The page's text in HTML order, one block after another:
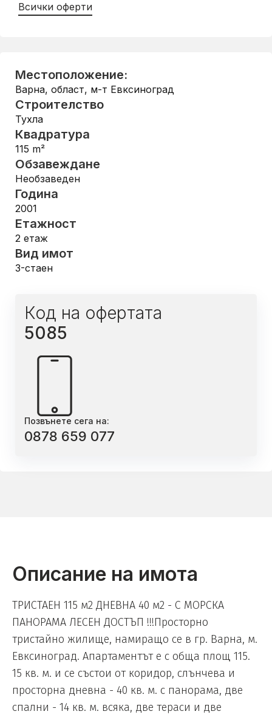
Всички оферти
Местоположение:
Варна, област, м-т Евксиноград
Строителство
Тухла
Квадратура
115 m²
Обзавеждане
Необзаведен
Година
2001
Етажност
2 етаж
Вид имот
3-стаен
Код на офертата
5085
Позвънете сега на:
0878 659 077
Описание на имота
ТРИСТАЕН 115 м2 ДНЕВНА 40 м2 - С МОРСКА
ПАНОРАМА ЛЕСЕН ДОСТЪП !!!Просторно
тристайно жилище, намиращо се в гр. Варна, м.
Евксиноград. Апартаментът е с обща площ 115.
15 кв. м. и се състои от коридор, слънчева и
просторна дневна - 40 кв. м. с панорама, две
спални - 14 кв. м. всяка, две тераси и две